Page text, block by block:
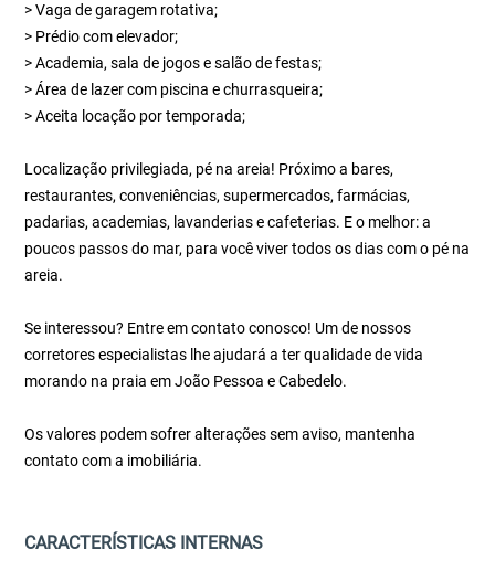
> Vaga de garagem rotativa;
> Prédio com elevador;
> Academia, sala de jogos e salão de festas;
> Área de lazer com piscina e churrasqueira;
> Aceita locação por temporada;
Localização privilegiada, pé na areia! Próximo a bares,
restaurantes, conveniências, supermercados, farmácias,
padarias, academias, lavanderias e cafeterias. E o melhor: a
poucos passos do mar, para você viver todos os dias com o pé na
areia.
Se interessou? Entre em contato conosco! Um de nossos
corretores especialistas lhe ajudará a ter qualidade de vida
morando na praia em João Pessoa e Cabedelo.
Os valores podem sofrer alterações sem aviso, mantenha
contato com a imobiliária.
CARACTERÍSTICAS INTERNAS